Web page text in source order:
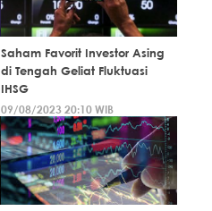
Saham Favorit Investor Asing
di Tengah Geliat Fluktuasi
IHSG
09/08/2023 20:10 WIB